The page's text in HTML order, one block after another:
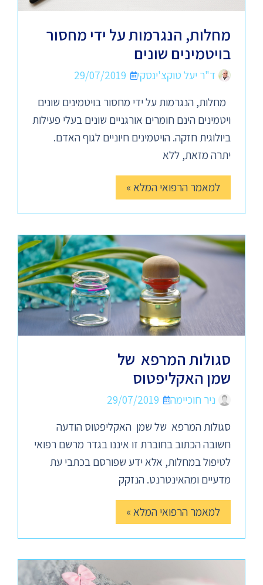
מחלות, הנגרמות על ידי מחסור
בויטמינים שונים
ד"ר יעל טוקצ'ינסקי
29/07/2019
מחלות, הנגרמות על ידי מחסור בויטמינים שונים
ויטמינים הינם חומרים אורגניים שונים בעלי פעילות
ביולוגית חזקה. הויטמינים חיוניים לגוף האדם.
יתרה מזאת, ללא
למאמר הרפואי המלא »
סגולות המרפא של
שמן האקליפטוס
ניר חוכיימה
29/07/2019
סגולות המרפא של שמן האקליפטוס הודעה
חשובה הכתוב בחוברת זו איננו בגדר מרשם רפואי
לטיפול במחלות, אלא ידע שפורסם בכתבי עת
מדעיים ומהאינטרנט. הנזקק
למאמר הרפואי המלא »